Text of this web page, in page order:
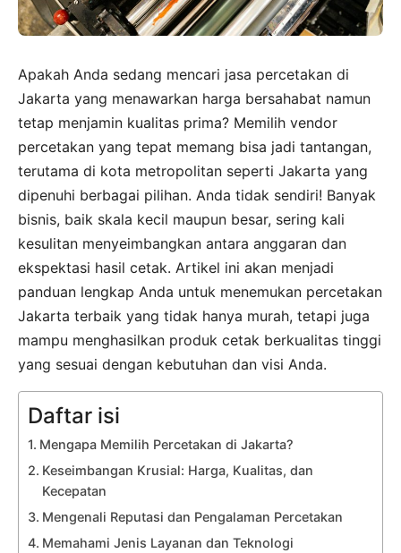
Apakah Anda sedang mencari jasa percetakan di
Jakarta yang menawarkan harga bersahabat namun
tetap menjamin kualitas prima? Memilih vendor
percetakan yang tepat memang bisa jadi tantangan,
terutama di kota metropolitan seperti Jakarta yang
dipenuhi berbagai pilihan. Anda tidak sendiri! Banyak
bisnis, baik skala kecil maupun besar, sering kali
kesulitan menyeimbangkan antara anggaran dan
ekspektasi hasil cetak. Artikel ini akan menjadi
panduan lengkap Anda untuk menemukan percetakan
Jakarta terbaik yang tidak hanya murah, tetapi juga
mampu menghasilkan produk cetak berkualitas tinggi
yang sesuai dengan kebutuhan dan visi Anda.
Daftar isi
Mengapa Memilih Percetakan di Jakarta?
Keseimbangan Krusial: Harga, Kualitas, dan
Kecepatan
Mengenali Reputasi dan Pengalaman Percetakan
Memahami Jenis Layanan dan Teknologi